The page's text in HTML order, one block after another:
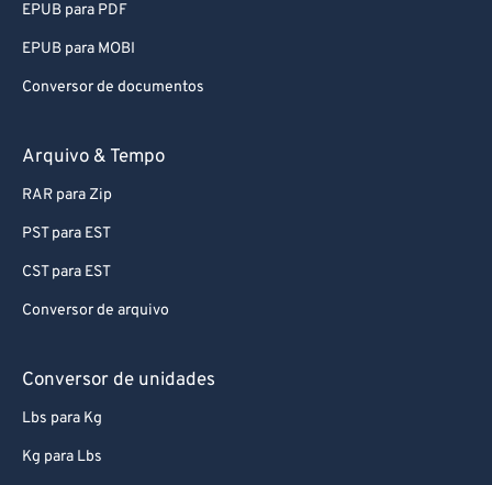
EPUB para PDF
EPUB para MOBI
Conversor de documentos
Arquivo & Tempo
RAR para Zip
PST para EST
CST para EST
Conversor de arquivo
Conversor de unidades
Lbs para Kg
Kg para Lbs